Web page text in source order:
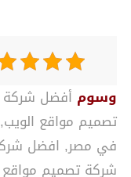
وسوم أفضل شركة
تصميم مواقع الويب,
في مصر, افضل
شركة تصميم